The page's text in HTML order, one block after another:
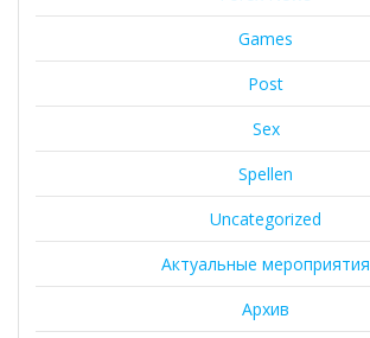
Games
Post
Sex
Spellen
Uncategorized
Актуальные мероприятия
Архив